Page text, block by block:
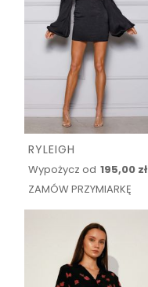
RYLEIGH
Wypożycz od 195,00 zł
ZAMÓW PRZYMIARKĘ